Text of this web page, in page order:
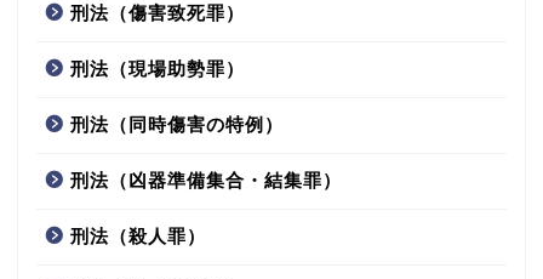
刑法（傷害致死罪）
刑法（現場助勢罪）
刑法（同時傷害の特例）
刑法（凶器準備集合・結集罪）
刑法（殺人罪）